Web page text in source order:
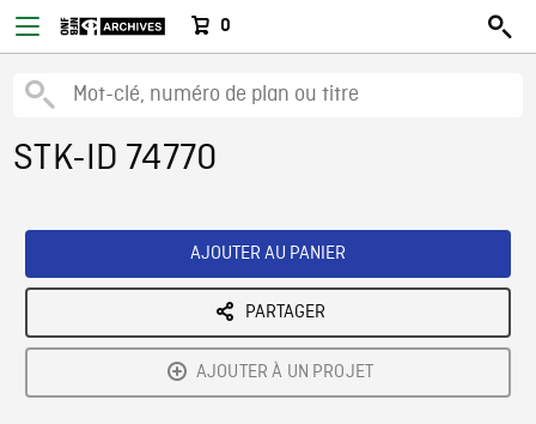
0
STK-ID 74770
AJOUTER AU PANIER
PARTAGER
AJOUTER À UN PROJET